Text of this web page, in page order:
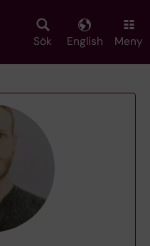
Sök English Meny